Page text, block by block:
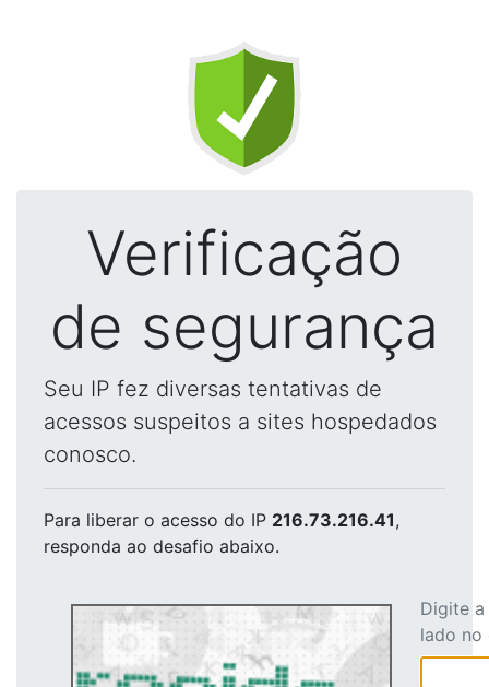
Verificação
de segurança
Seu IP fez diversas tentativas de
acessos suspeitos a sites hospedados
conosco.
Para liberar o acesso do IP 216.73.216.41,
responda ao desafio abaixo.
Digite
lado no